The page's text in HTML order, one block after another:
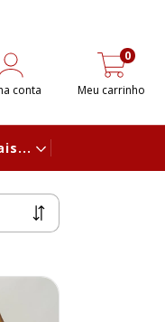
conta Meu carrinho
0